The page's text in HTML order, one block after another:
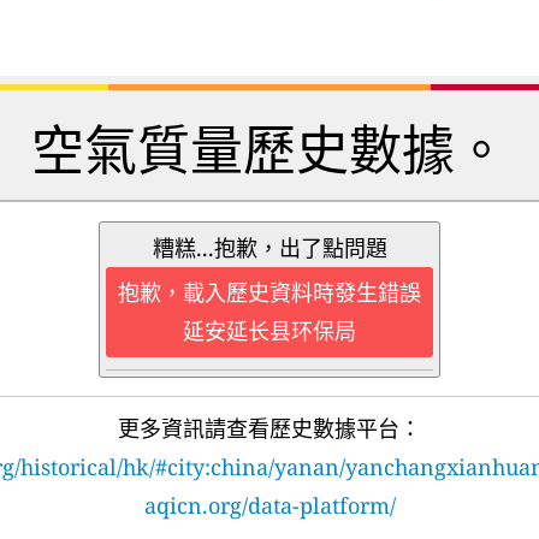
空氣質量歷史數據。
糟糕...抱歉，出了點問題
抱歉，載入歷史資料時發生錯誤
延安延长县环保局
更多資訊請查看歷史數據平台：
historical/hk/#city:china/yanan/
aqicn.org/data-platform/